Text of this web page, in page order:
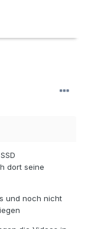
dort seine
und noch nicht